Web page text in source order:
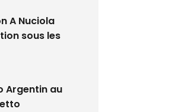
A Nuciola
sous les
Argentin au